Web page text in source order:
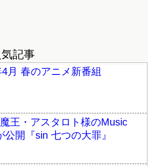
記事
月 春のアニメ新番組
王・アスタロト様のMusic
公開『sin 七つの大罪』